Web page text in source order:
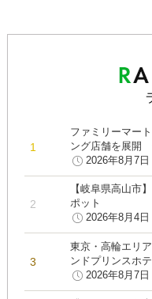
ファミリーマー
ング店舗を展開
2026年8月7日
【岐阜県高山市
ポット
2026年8月4日
東京・高輪エリ
ンドプリンスホ
2026年8月7日